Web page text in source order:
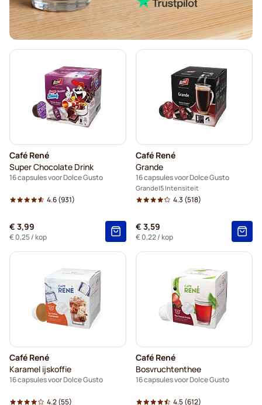
Café René
Super Chocolate Drink
16 capsules voor Dolce Gusto
4.6(931)
€ 3,99
€ 0,25/ kop
Café René
Grande
16 capsules voor Dolce Gusto
Grande 5 Intensiteit
4.3 (518)
€ 3,59
€ 0,22/ kop
Café René
Karamel ijskoffie
16 capsules voor Dolce Gusto
4.2(55)
Café René
Bosvruchtenthee
16 capsules voor Dolce Gusto
4.5(612)
Gimoka - Capsules voor Dolce Gusto
Nescafé Dolce Gusto capsules
Senso Nocturno - Capsules voor Dolce Gusto
Kaffekapslen - Koffiecapsules voor Dolce Gusto